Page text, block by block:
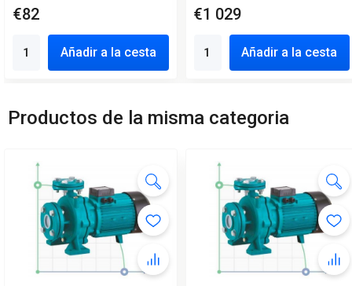
€82
Añadir a la cesta
€1 029
Añadir a la cesta
Productos de la misma categoria